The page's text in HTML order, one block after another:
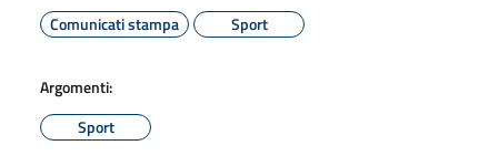
Comunicati stampa
Sport
Argomenti:
Sport